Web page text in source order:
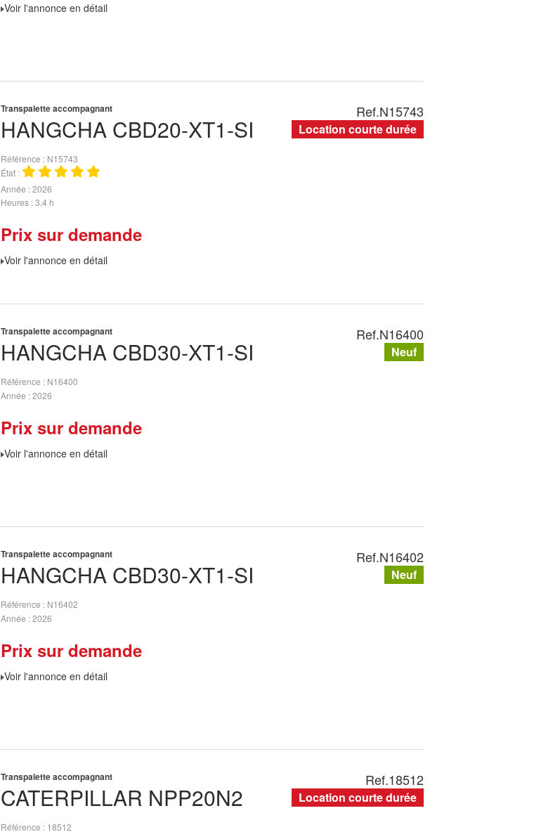
Voir l'annonce en détail
HANGCHA CBD20-XT1-SI
Transpalette accompagnant
Référence
N15743
État
Année 2026
Heures 3,4 h
Prix sur demande
Voir l'annonce en détail
Ref.N15743
Location courte durée
HANGCHA CBD30-XT1-SI
Transpalette accompagnant
Référence
N16400
Année 2026
Prix sur demande
Voir l'annonce en détail
Ref.N16400
Neuf
HANGCHA CBD30-XT1-SI
Transpalette accompagnant
Référence
N16402
Année 2026
Prix sur demande
Voir l'annonce en détail
Ref.N16402
Neuf
CATERPILLAR NPP20N2
Transpalette accompagnant
Référence
18512
Ref.18512
Location courte durée